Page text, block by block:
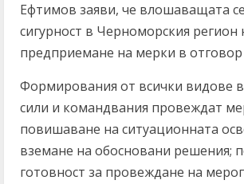
Ефтимов заяви, че влошаващата
сигурност в Черноморския регион
предприемане на мерки в отговор
Формирования от всички видове
сили и командвания провеждат
повишаване на ситуационната
вземане на обосновани решения;
готовност за провеждане на